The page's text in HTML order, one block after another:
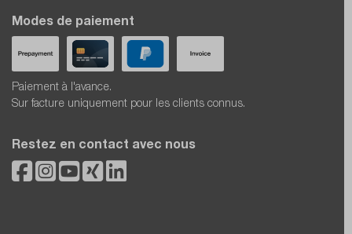
Modes de paiement
Paiement à l'avance.
Sur facture uniquement pour les clients connus.
Restez en contact avec nous